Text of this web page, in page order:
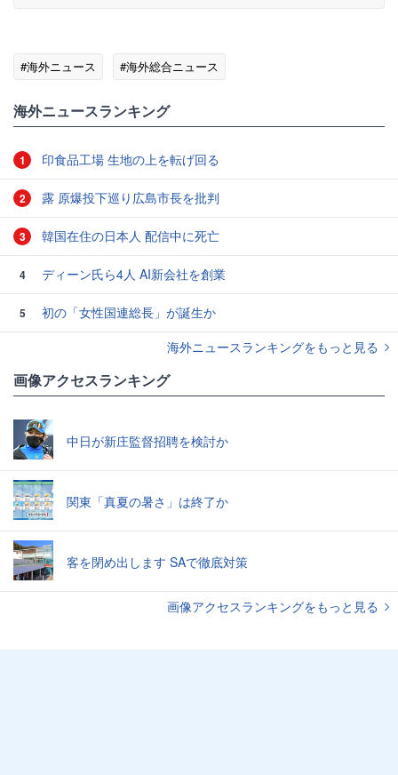
#海外ニュース #海外総合ニュース
海外ニュースランキング
1 印食品工場 生地の上を転げ回る
2 露 原爆投下巡り広島市長を批判
3 韓国在住の日本人 配信中に死亡
4 ディーン氏ら4人 AI新会社を創業
5
初の「女性国連総長」が誕生か
海外ニュースランキングをもっと見る
画像アクセスランキング
中日が新庄監督招聘を検討か
関東「真夏の暑さ」は終了か
客を閉め出します SAで徹底対策
画像アクセスランキングをもっと見る